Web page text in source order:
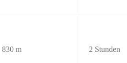
830 m 2 Stunden